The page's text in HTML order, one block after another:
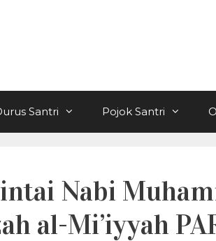
Santri Pojok Santri
Nabi
al-Mi’iyyah